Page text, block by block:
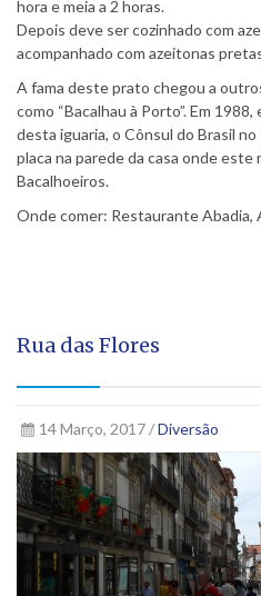
hora e meia a 2 horas.
Depois deve ser cozinhado com
acompanhado com azeitonas
A fama deste prato chegou a
como “Bacalhau à Porto”. Em
desta iguaria, o Cônsul do Brasil
placa na parede da casa onde este
Bacalhoeiros.
Onde comer: Restaurante Abadia,
Rua das Flores
14 Março, 2017 /Diversão